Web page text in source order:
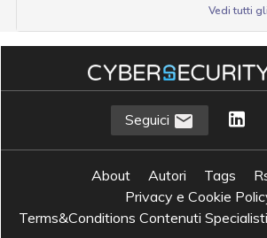
Vedi tutti
Seguici
About Autori Tags
Privacy e Cookie
Terms&Conditions Contenuti